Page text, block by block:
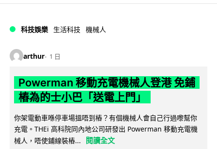
科技娛樂 生活科技 機械人
arthur 1 日
Powerman 移動充電機械人登港 免鋪
樁為的士小巴「送電上門」
你架電動車喺停車場搵唔到樁？有個機械人會自己行過嚟幫你
充電。THEi 高科院同內地公司研發出 Powerman 移動充電機
械人，唔使鋪線裝樁...
閱讀全文